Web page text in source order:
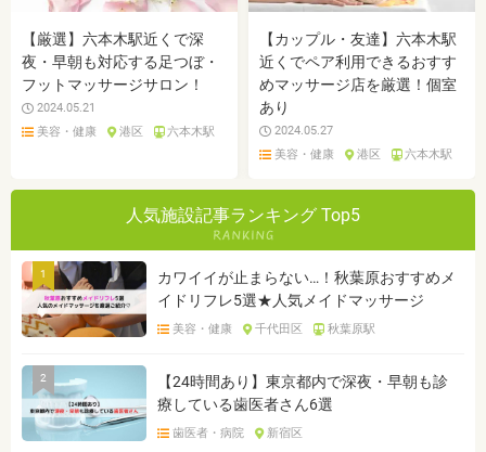
【厳選】六本木駅近くで深
夜・早朝も対応する足つぼ・
フットマッサージサロン！
2024.05.21
美容・健康
港区 六本木駅
【カップル・友達】六本木駅
近くでペア利用できるおすす
めマッサージ店を厳選！個室
あり
2024.05.27
美容・健康
港区 六本木駅
人気施設記事ランキング Top5
1
カワイイが止まらない…！秋葉原おすすめメ
イドリフレ5選★人気メイドマッサージ
美容・健康 千代田区 秋葉原駅
2
【24時間あり】東京都内で深夜・早朝も診
療している歯医者さん6選
歯医者・病院 新宿区